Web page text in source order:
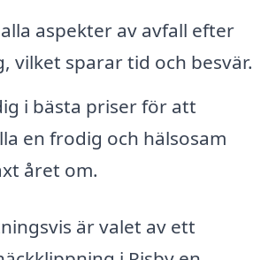
aspekter av avfall efter
vilket sparar tid och besvär.
i bästa priser för att
en frodig och hälsosam
året om.
är valet av ett